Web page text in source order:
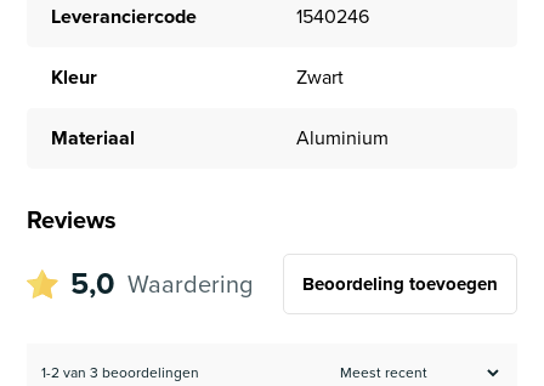
Leveranciercode 1540246
Kleur Zwart
Materiaal Aluminium
Reviews
5,0 Waardering Beoordeling toevoegen
1-2 van 3 beoordelingen